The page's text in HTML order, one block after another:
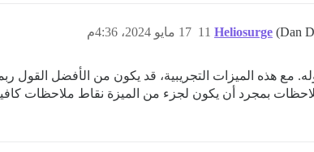
Heliosurge (Dan 17 مايو 2024، 4:36م 11
مع هذه الميزات التجريبية، قد يكون من الأفضل
بمجرد أن يكون لجزء من الميزة نقاط ملاحظات